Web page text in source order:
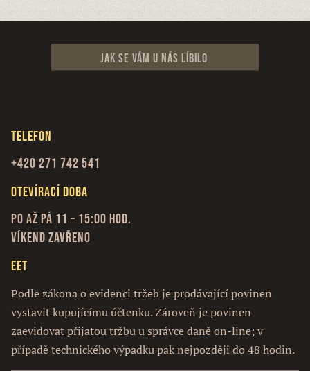
Jak se vám u nás líbilo
Telefon
+420 271 742 541
Otevírací doba
Po až Pá 11 – 15:00 hod.
Víkend zavřeno
EET
Podle zákona o evidenci tržeb je prodávající povinen
vystavit kupujícímu účtenku. Zároveň je povinen
zaevidovat přijatou tržbu u správce daně on-line; v
případě technického výpadku pak nejpozději do 48 hodin.